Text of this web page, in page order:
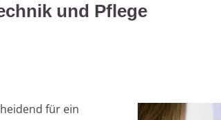
und Pflege
für ein